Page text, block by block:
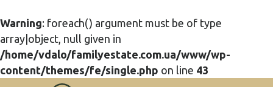
Warning: foreach() argument must be of type
array|object, null given in
/home/vdalo/familyestate.com.ua/www/wp-
content/themes/fe/single.php on line 43